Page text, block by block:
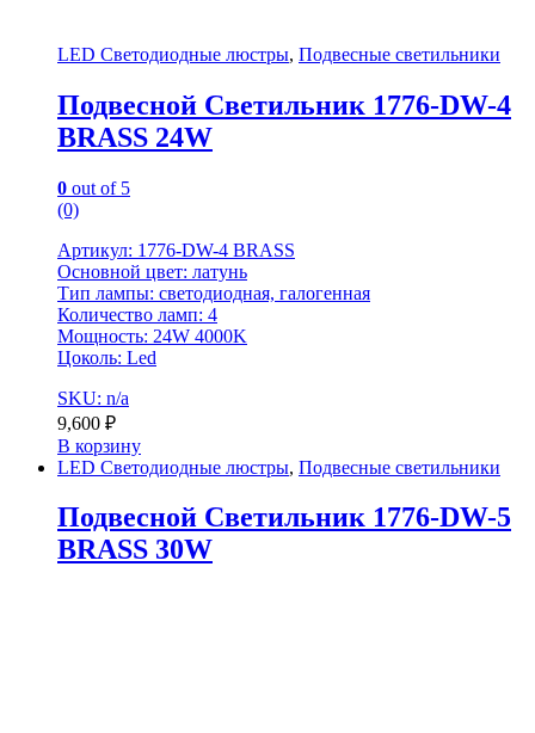
LED Светодиодные люстры, Подвесные светильники
Подвесной Светильник 1776-DW-4
BRASS 24W
0 out of 5
(0)
Артикул: 1776-DW-4 BRASS
Основной цвет: латунь
Тип лампы: светодиодная, галогенная
Количество ламп: 4
Мощность: 24W 4000K
Цоколь: Led
SKU: n/a
9,600 ₽
В корзину
LED Светодиодные люстры, Подвесные светильники
Подвесной Светильник 1776-DW-5
BRASS 30W